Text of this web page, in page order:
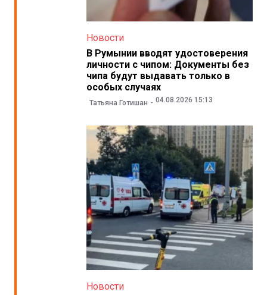
Новости
В Румынии вводят удостоверения
личности с чипом: Документы без
чипа будут выдавать только в
особых случаях
Татьяна Готишан 04.08.2026 15:13
Новости